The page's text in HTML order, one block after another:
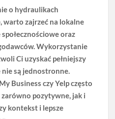
o hydraulikach
warto zajrzeć na lokalne
oraz
Wykorzystanie
Ci uzyskać pełniejszy
nie są jednostronne.
Business czy Yelp często
pozytywne, jak i
kontekst i lepsze